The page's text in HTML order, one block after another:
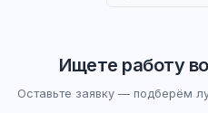
Ищете работу
Оставьте заявку — подберём